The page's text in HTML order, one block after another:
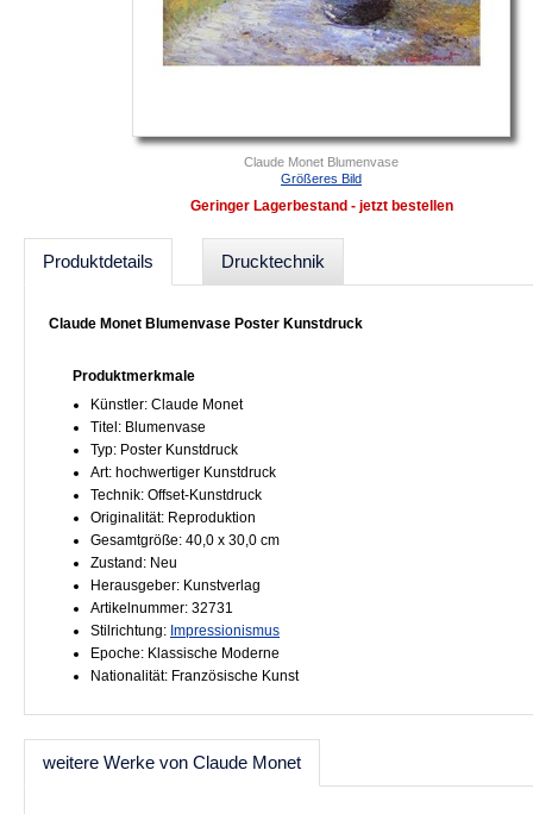
Claude Monet Blumenvase
Größeres Bild
Geringer Lagerbestand - jetzt bestellen
Produktdetails Drucktechnik
Claude Monet Blumenvase Poster Kunstdruck
Produktmerkmale
Künstler: Claude Monet
Titel: Blumenvase
Typ: Poster Kunstdruck
Art: hochwertiger Kunstdruck
Technik: Offset-Kunstdruck
Originalität: Reproduktion
Gesamtgröße: 40,0 x 30,0 cm
Zustand: Neu
Herausgeber: Kunstverlag
Artikelnummer: 32731
Stilrichtung: Impressionismus
Epoche: Klassische Moderne
Nationalität: Französische Kunst
weitere Werke von Claude Monet